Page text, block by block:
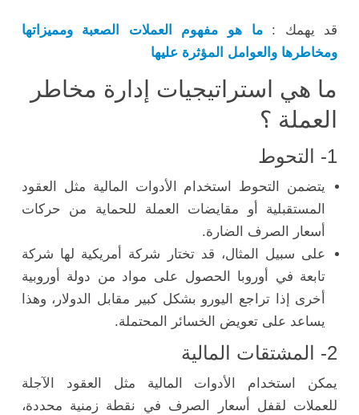
قد يهمك :ما هو مفهوم العملات الصعبة ومميزاتها
ومخاطرها والعوامل المؤثرة عليها
ما هي استراتيجيات إدارة مخاطر
العملة ؟
1- التحوط
يتضمن التحوط استخدام الأدوات المالية مثل العقود
المستقبلية أو مقايضات العملة للحماية من حركات
أسعار الصرف الضارة.
على سبيل المثال، قد تختار شركة أمريكية لها شركة
تابعة في أوروبا الحصول على مواد من دولة أوروبية
أخرى إذا تراجع اليورو بشكل كبير مقابل الدولار، وهذا
يساعد على تعويض الخسائر المحتملة.
2- المشتقات المالية
يمكن استخدام الأدوات المالية مثل العقود الآجلة
للعملات لقفل أسعار الصرف في نقطة زمنية محددة،